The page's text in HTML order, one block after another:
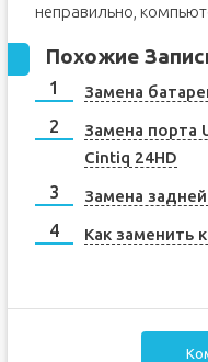
неправильно,
Похожие
Замена
Замена порта
Cintiq 24HD
Замена
Как заменить